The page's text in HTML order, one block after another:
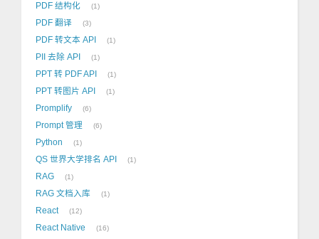
PDF 结构化 1
PDF 翻译 3
PDF 转文本 API 1
PII 去除 API 1
PPT 转 PDF API 1
PPT 转图片 API 1
Promplify 6
Prompt 管理 6
Python 1
QS 世界大学排名 API 1
RAG 1
RAG 文档入库 1
React 12
React Native 16